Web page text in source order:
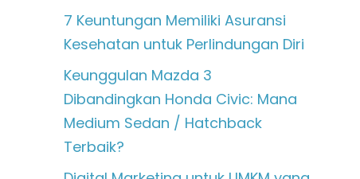
7 Keuntungan Memiliki Asuransi
Kesehatan untuk Perlindungan Diri
Keunggulan Mazda 3
Dibandingkan Honda Civic: Mana
Medium Sedan / Hatchback
Terbaik?